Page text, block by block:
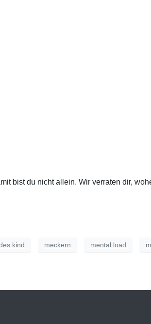
bist du nicht allein. Wir verraten dir,
kind meckern mental load